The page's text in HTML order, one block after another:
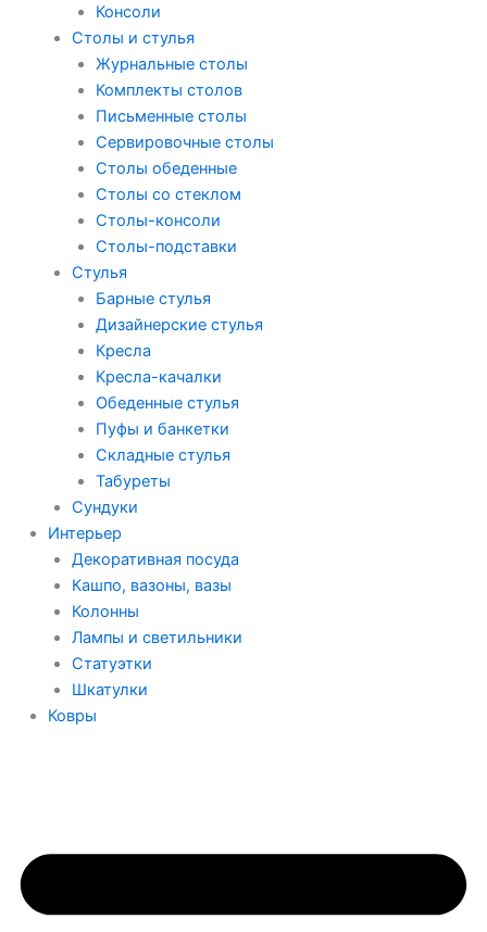
Консоли
Столы и стулья
Журнальные столы
Комплекты столов
Письменные столы
Сервировочные столы
Столы обеденные
Столы со стеклом
Столы-консоли
Столы-подставки
Стулья
Барные стулья
Дизайнерские стулья
Кресла
Кресла-качалки
Обеденные стулья
Пуфы и банкетки
Складные стулья
Табуреты
Сундуки
Интерьер
Декоративная посуда
Кашпо, вазоны, вазы
Колонны
Лампы и светильники
Статуэтки
Шкатулки
Ковры